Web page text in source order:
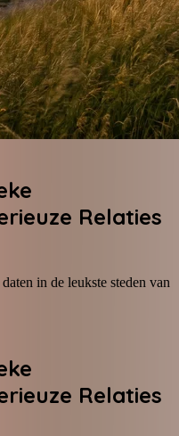
Relaties
in de leukste steden van
Relaties